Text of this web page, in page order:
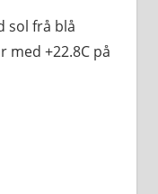
sol frå blå
+22.8C på